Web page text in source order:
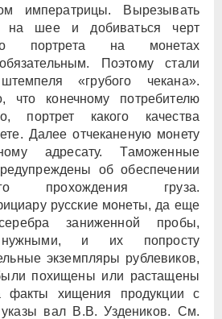
императрицы. Вырезывать
на шее и добиваться черт
портрета на монетах
Поэтому стали
штемпеля «грубого чекана».
что конечному потребителю
портрет какого качества
Далее отчеканеную монету
адресату. Таможенные
об обеспечении
прохождения груза.
русские монеты, да еще
заниженной пробы,
и их попросту
экземпляры рублевиков,
похищены или растащены
факты хищения продукции с
вал В.В. Уздеников. См.